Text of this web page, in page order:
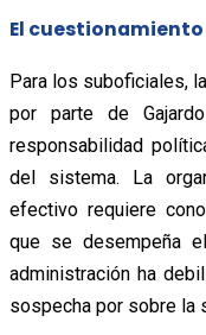
El
Para los suboficiales,
por parte de
responsabilidad
del sistema. La
efectivo requiere
que se desempeña
administración ha
sospecha por sobre la